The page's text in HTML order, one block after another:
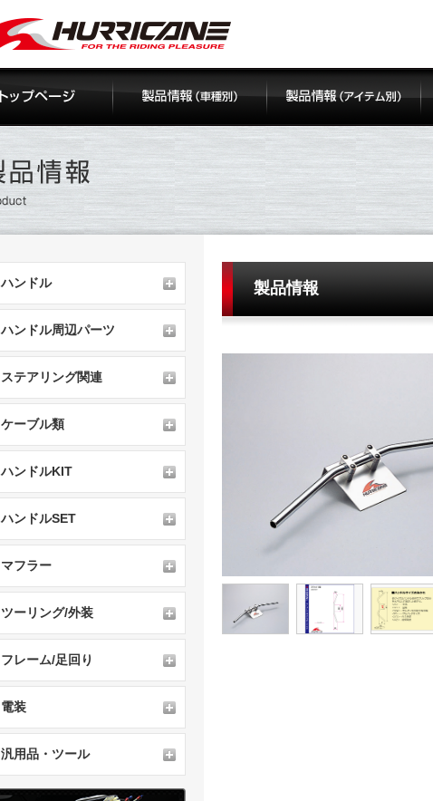
製品情報
ハンドル
ハンドル周辺パーツ
ステアリング関連
ケーブル類
ハンドルKIT
ハンドルSET
マフラー
ツーリング/外装
フレーム/足回り
電装
汎用品・ツール